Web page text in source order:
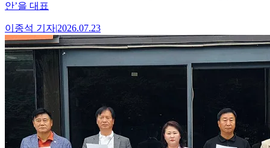
안’을 대표
이종석 기자|2026.07.23